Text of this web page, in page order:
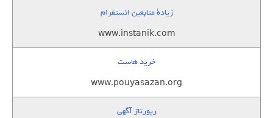
زيادة متابعين انستقرام
www.instanik.com
خرید هاست
www.pouyasazan.org
رپورتاژ آگهی